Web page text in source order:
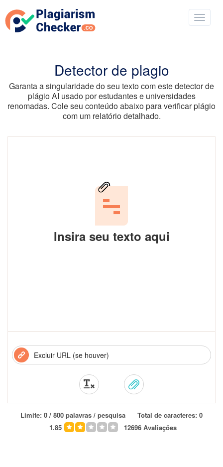
Detector de plagio
Garanta a singularidade do seu texto com este detector de
plágio AI usado por estudantes e universidades
renomadas. Cole seu conteúdo abaixo para verificar plágio
com um relatório detalhado.
Insira seu texto aqui
Limite: 0 / 800 palavras / pesquisa Total de caracteres: 0
1.85
12696Avaliações